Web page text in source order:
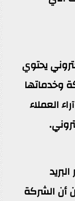
يحتوي
وخدماتها
العملاء
أن الشركة